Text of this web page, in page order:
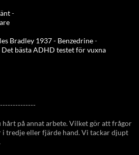
-
Bradley 1937 - Benzedrine-
Det bästa ADHD testet för vuxna
på annat arbete. Vilket gör att frågor
i tredje eller fjärde hand. Vi tackar djupt